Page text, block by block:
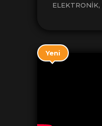
ELEKTRONIK,
Yeni